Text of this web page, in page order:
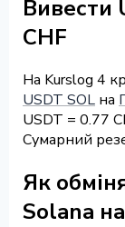
Вивести
CHF
На Kurslog 4
USDT SOL на
USDT = 0.77
Сумарний
Як
Solana